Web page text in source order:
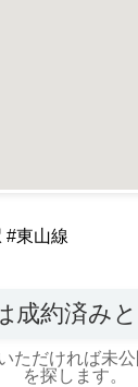
#東山線
成約済み
ただければ未
を探します。